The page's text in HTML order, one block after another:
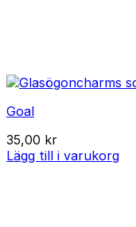
Goal
35,00 kr
Lägg till i varukorg